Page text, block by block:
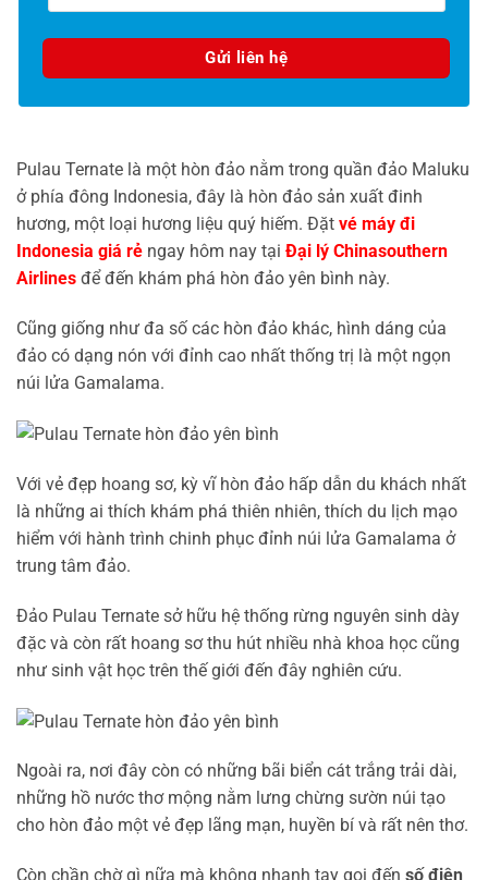
Pulau Ternate là một hòn đảo nằm trong quần đảo Maluku
ở phía đông Indonesia, đây là hòn đảo sản xuất đinh
hương, một loại hương liệu quý hiếm. Đặt vé máy đi
Indonesia giá rẻ ngay hôm nay tại Đại lý Chinasouthern
Airlines để đến khám phá hòn đảo yên bình này.
Cũng giống như đa số các hòn đảo khác, hình dáng của
đảo có dạng nón với đỉnh cao nhất thống trị là một ngọn
núi lửa Gamalama.
Với vẻ đẹp hoang sơ, kỳ vĩ hòn đảo hấp dẫn du khách nhất
là những ai thích khám phá thiên nhiên, thích du lịch mạo
hiểm với hành trình chinh phục đỉnh núi lửa Gamalama ở
trung tâm đảo.
Đảo Pulau Ternate sở hữu hệ thống rừng nguyên sinh dày
đặc và còn rất hoang sơ thu hút nhiều nhà khoa học cũng
như sinh vật học trên thế giới đến đây nghiên cứu.
Ngoài ra, nơi đây còn có những bãi biển cát trắng trải dài,
những hồ nước thơ mộng nằm lưng chừng sườn núi tạo
cho hòn đảo một vẻ đẹp lãng mạn, huyền bí và rất nên thơ.
Còn chần chờ gì nữa mà không nhanh tay gọi đến số điện